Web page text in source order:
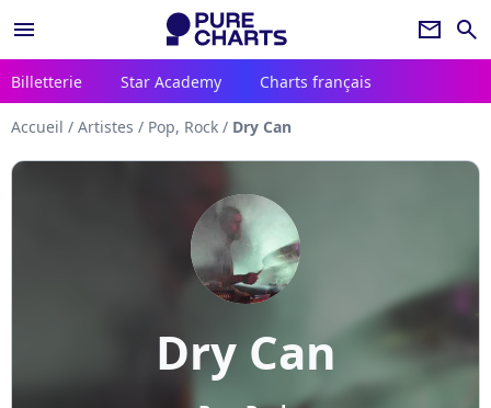
menu newsletter search
Billetterie Star Academy Charts français
Accueil / Artistes / Pop, Rock / Dry Can
Dry Can